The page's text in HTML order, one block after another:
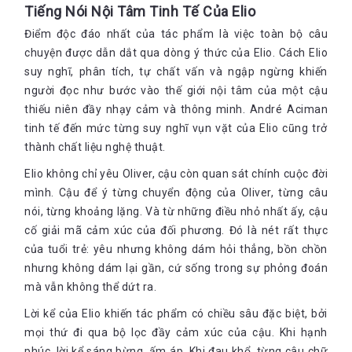
nước mắt bằng đầu lưỡi và xua đi nỗi sầu.
Giá như anh vào phòng tôi đêm nay. Hay tốt hơn là tôi
uống vài ly rồi vào phòng anh mà nói trắng ra cái sự thậy
vào mặt anh, Oliver: Oliver, tôi muốn anh chiếm lấy tôi. Ai
đó phải làm vậy, và người đó có thể là anh. Sửa lại: Tôi
muốn đó là anh.
Tuy tình cảm của cả hai dành cho nhau đã rõ, nhưng những
nếp gấp trong tâm hồn Oliver, những giằng xé của lương tâm
về đạo đức, về định kiến xã hội vẫn khiến Oliver ngập ngừng
trước tình cảm cuồng nhiệt của Elio. Sau buổi chiều ở gò vẽ
Monet đó, sau khi cả hai đã bày tỏ tình cảm của nhau thì
Oliver vẫn xa cách Elio, điều đó khiến cậu chàng Elio không thể
chịu đựng được. Ta có thể thấy cái khát khao được gần gũi
Oliver của Elio tội nghiệp đáng thương như thế nào:
khi anh chỉ cho đi được có vậy, tôi sẽ nhận lấy-ít hơn nữa
cũng được, nếu chỉ để sống bằng những mẩu miếng xác
xơ ấy
Tiếng Nói Nội Tâm Tinh Tế Của Elio
Điểm độc đáo nhất của tác phẩm là việc toàn bộ câu
chuyện được dẫn dắt qua dòng ý thức của Elio. Cách Elio
suy nghĩ, phân tích, tự chất vấn và ngập ngừng khiến
người đọc như bước vào thế giới nội tâm của một cậu
thiếu niên đầy nhạy cảm và thông minh. André Aciman
tinh tế đến mức từng suy nghĩ vụn vặt của Elio cũng trở
thành chất liệu nghệ thuật.
Elio không chỉ yêu Oliver, cậu còn quan sát chính cuộc đời
mình. Cậu để ý từng chuyển động của Oliver, từng câu
nói, từng khoảng lặng. Và từ những điều nhỏ nhất ấy, cậu
cố giải mã cảm xúc của đối phương. Đó là nét rất thực
của tuổi trẻ: yêu nhưng không dám hỏi thẳng, bồn chồn
nhưng không dám lại gần, cứ sống trong sự phỏng đoán
mà vẫn không thể dứt ra.
Lời kể của Elio khiến tác phẩm có chiều sâu đặc biệt, bởi
mọi thứ đi qua bộ lọc đầy cảm xúc của cậu. Khi hạnh